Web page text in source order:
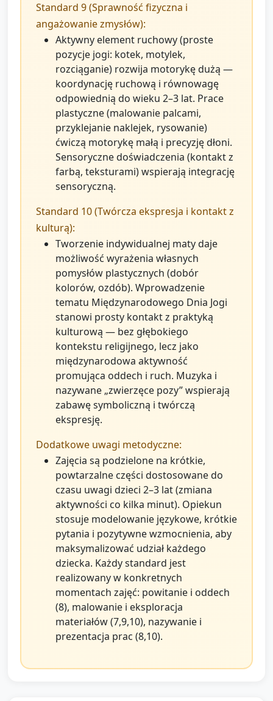
Standard 9 (Sprawność fizyczna i
angażowanie zmysłów):
Aktywny element ruchowy (proste
pozycje jogi: kotek, motylek,
rozciąganie) rozwija motorykę dużą —
koordynację ruchową i równowagę
odpowiednią do wieku 2–3 lat. Prace
plastyczne (malowanie palcami,
przyklejanie naklejek, rysowanie)
ćwiczą motorykę małą i precyzję dłoni.
Sensoryczne doświadczenia (kontakt z
farbą, teksturami) wspierają integrację
sensoryczną.
Standard 10 (Twórcza ekspresja i kontakt z
kulturą):
Tworzenie indywidualnej maty daje
możliwość wyrażenia własnych
pomysłów plastycznych (dobór
kolorów, ozdób). Wprowadzenie
tematu Międzynarodowego Dnia Jogi
stanowi prosty kontakt z praktyką
kulturową — bez głębokiego
kontekstu religijnego, lecz jako
międzynarodowa aktywność
promująca oddech i ruch. Muzyka i
nazywane „zwierzęce pozy” wspierają
zabawę symboliczną i twórczą
ekspresję.
Dodatkowe uwagi metodyczne:
Zajęcia są podzielone na krótkie,
powtarzalne części dostosowane do
czasu uwagi dzieci 2–3 lat (zmiana
aktywności co kilka minut). Opiekun
stosuje modelowanie językowe, krótkie
pytania i pozytywne wzmocnienia, aby
maksymalizować udział każdego
dziecka. Każdy standard jest
realizowany w konkretnych
momentach zajęć: powitanie i oddech
(8), malowanie i eksploracja
materiałów (7,9,10), nazywanie i
prezentacja prac (8,10).